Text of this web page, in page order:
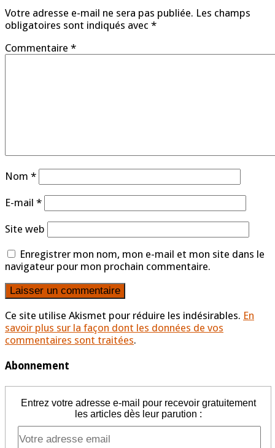
Votre adresse e-mail ne sera pas publiée. Les champs
obligatoires sont indiqués avec *
Commentaire *
Nom *
E-mail *
Site web
Enregistrer mon nom, mon e-mail et mon site dans le
navigateur pour mon prochain commentaire.
Ce site utilise Akismet pour réduire les indésirables. En
savoir plus sur la façon dont les données de vos
commentaires sont traitées.
Abonnement
Entrez votre adresse e-mail pour recevoir gratuitement
les articles dès leur parution :